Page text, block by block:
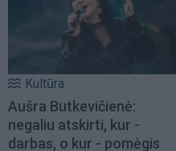
Kultūra
Aušra Butkevičienė:
negaliu atskirti, kur -
darbas, o kur - pomėgis